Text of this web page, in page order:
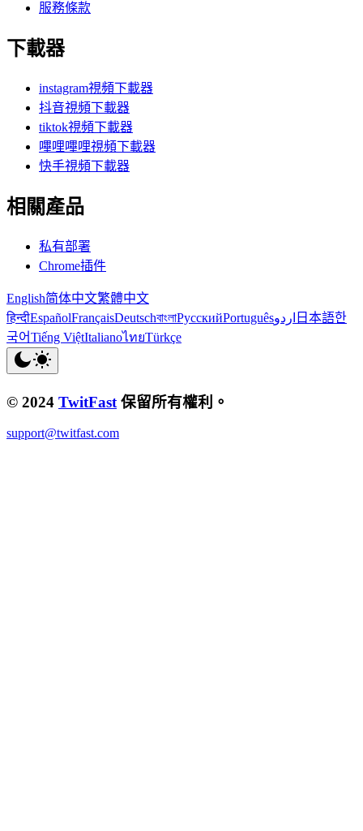
服務條款
下載器
instagram視頻下載器
抖音視頻下載器
tiktok視頻下載器
嗶哩嗶哩視頻下載器
快手視頻下載器
相關產品
私有部署
Chrome插件
English简体中文繁體中文
हिन्दीEspañolFrançaisDeutschবাংলাРусскийPortuguêsاردو 日本語한
국어Tiếng ViệtItalianoไทยTürkçe
© 2024 TwitFast 保留所有權利。
support@twitfast.com